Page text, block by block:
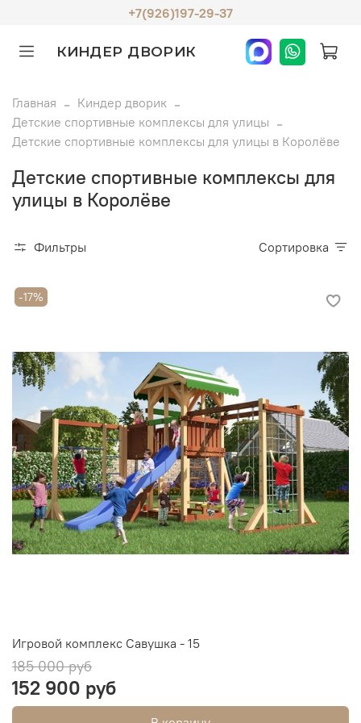
+7(926)197-29-37
КИНДЕР ДВОРИК
Главная
Киндер дворик
Детские спортивные комплексы для улицы
Детские спортивные комплексы для улицы в Королёве
Детские спортивные комплексы для
улицы в Королёве
Фильтры Сортировка
-17%
Игровой комплекс Савушка - 15
185 000 руб
152 900 руб